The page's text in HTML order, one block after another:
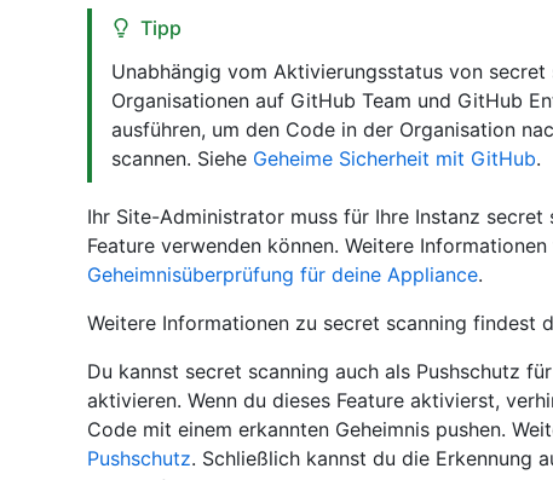
Tipp
Unabhängig vom Aktivierungsstatus von
Organisationen auf GitHub Team und GitHub
ausführen, um den Code in der Organisation
scannen. Siehe Geheime Sicherheit mit GitHub.
Ihr Site-Administrator muss für Ihre Instanz
Feature verwenden können. Weitere
Geheimnisüberprüfung für deine Appliance.
Weitere Informationen zu secret scanning findest
Du kannst secret scanning auch als Pushschutz
aktivieren. Wenn du dieses Feature aktivierst,
Code mit einem erkannten Geheimnis pushen.
Pushschutz. Schließlich kannst du die Erkennung